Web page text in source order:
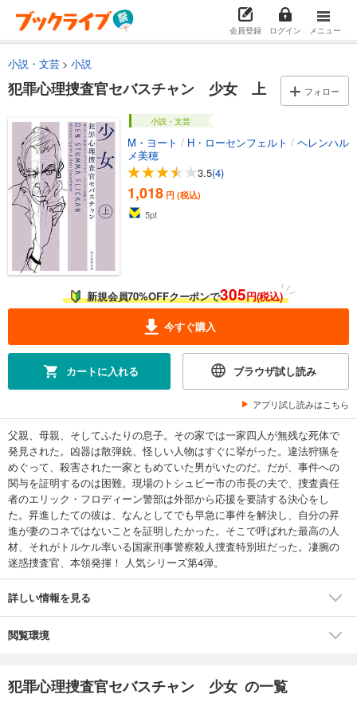
会員登録 ログイン メニュー
小説・文芸 小説
犯罪心理捜査官セバスチャン 少女 上 フォロー
小説・文芸
M・ヨート / H・ローセンフェルト / ヘレンハル
メ美穂
3.5(4)
1,018 円 (税込)
5pt
新規会員70%OFFクーポンで305円(税込)
今すぐ購入
カートに入れる ブラウザ試し読み
アプリ試し読みはこちら
父親、母親、そしてふたりの息子。その家では一家四人が無残な死体で
発見された。凶器は散弾銃、怪しい人物はすぐに挙がった。違法狩猟を
めぐって、殺害された一家ともめていた男がいたのだ。だが、事件への
関与を証明するのは困難。現場のトシュビー市の市長の夫で、捜査責任
者のエリック・フロディーン警部は外部から応援を要請する決心をし
た。昇進したての彼は、なんとしてでも早急に事件を解決し、自分の昇
進が妻のコネではないことを証明したかった。そこで呼ばれた最高の人
材、それがトルケル率いる国家刑事警察殺人捜査特別班だった。凄腕の
迷惑捜査官、本領発揮！ 人気シリーズ第4弾。
詳しい情報を見る
閲覧環境
犯罪心理捜査官セバスチャン 少女 の一覧